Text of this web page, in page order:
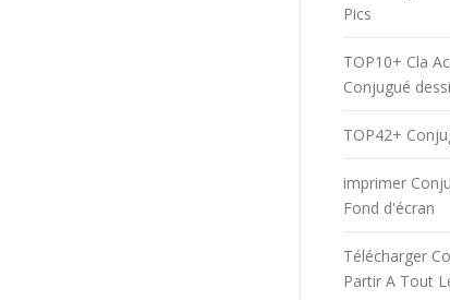
Pics
TOP10+ Cla
Conjugué
TOP42+
imprimer
Fond d'écran
Télécharger
Partir A Tout